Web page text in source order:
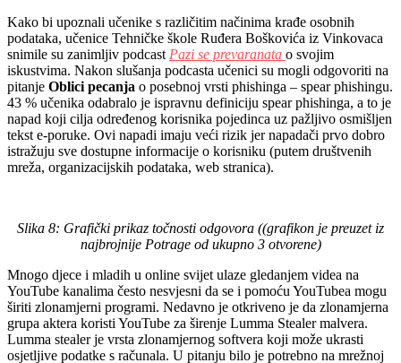
Kako bi upoznali učenike s različitim načinima krađe osobnih
podataka, učenice Tehničke škole Ruđera Boškovića iz Vinkovaca
snimile su zanimljiv podcast Pazi se prevaranata o svojim
iskustvima. Nakon slušanja podcasta učenici su mogli odgovoriti na
pitanje Oblici pecanja o posebnoj vrsti phishinga – spear phishingu.
43 % učenika odabralo je ispravnu definiciju spear phishinga, a to je
napad koji cilja određenog korisnika pojedinca uz pažljivo osmišljen
tekst e-poruke. Ovi napadi imaju veći rizik jer napadači prvo dobro
istražuju sve dostupne informacije o korisniku (putem društvenih
mreža, organizacijskih podataka, web stranica).
Slika 8: Grafički prikaz točnosti odgovora ((grafikon je preuzet iz
najbrojnije Potrage od ukupno 3 otvorene)
Mnogo djece i mladih u online svijet ulaze gledanjem videa na
YouTube kanalima često nesvjesni da se i pomoću YouTubea mogu
širiti zlonamjerni programi. Nedavno je otkriveno je da zlonamjerna
grupa aktera koristi YouTube za širenje Lumma Stealer malvera.
Lumma stealer je vrsta zlonamjernog softvera koji može ukrasti
osjetljive podatke s računala. U pitanju bilo je potrebno na mrežnoj